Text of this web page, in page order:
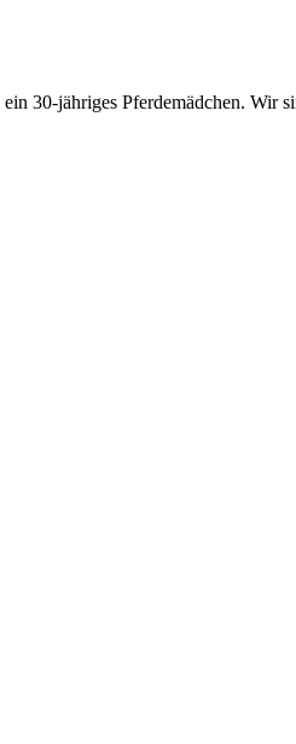
30-jähriges Pferdemädchen. Wir